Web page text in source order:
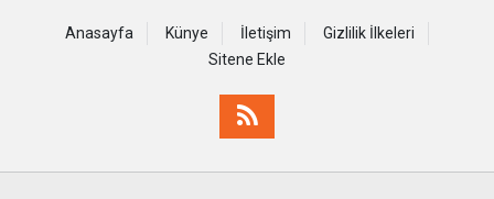
Anasayfa Künye İletişim
Gizlilik İlkeleri
Sitene Ekle